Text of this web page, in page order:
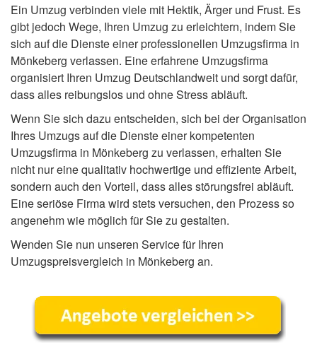
Ein Umzug verbinden viele mit Hektik, Ärger und Frust. Es
gibt jedoch Wege, Ihren Umzug zu erleichtern, indem Sie
sich auf die Dienste einer professionellen Umzugsfirma in
Mönkeberg verlassen. Eine erfahrene Umzugsfirma
organisiert Ihren Umzug Deutschlandweit und sorgt dafür,
dass alles reibungslos und ohne Stress abläuft.
Wenn Sie sich dazu entscheiden, sich bei der Organisation
Ihres Umzugs auf die Dienste einer kompetenten
Umzugsfirma in Mönkeberg zu verlassen, erhalten Sie
nicht nur eine qualitativ hochwertige und effiziente Arbeit,
sondern auch den Vorteil, dass alles störungsfrei abläuft.
Eine seriöse Firma wird stets versuchen, den Prozess so
angenehm wie möglich für Sie zu gestalten.
Wenden Sie nun unseren Service für Ihren
Umzugspreisvergleich in Mönkeberg an.